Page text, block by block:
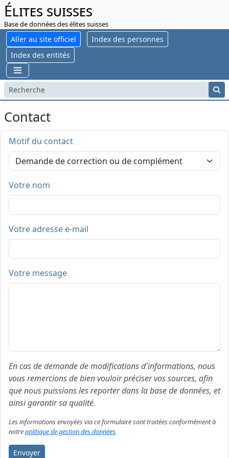
Élites suisses
Base de données des élites suisses
Aller au site officiel
Index des personnes
Index des entités
Contact
Motif du contact
Votre nom
Votre adresse e-mail
Votre message
En cas de demande de modifications d'informations, nous
vous remercions de bien vouloir préciser vos sources, afin
que nous puissions les reporter dans la base de données, et
ainsi garantir sa qualité.
Les informations envoyées via ce formulaire sont traitées conformément à
notrepolitique de gestion des données.
Envoyer